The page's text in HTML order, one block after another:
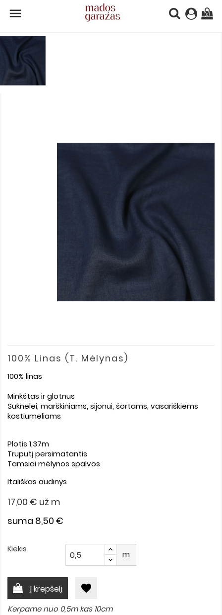
 (0)
100% Linas (t. Mėlynas)
100% linas
Minkštas ir glotnus
Suknelei, marškiniams, sijonui, šortams, vasariškiems
kostiumėliams
Plotis 1,37m
Truputį persimatantis
Tamsiai mėlynos spalvos
Itališkas audinys
17,00 € už m
suma 8,50 €
Kiekis
m
Į krepšelį favorite
Kerpame nuo 0,5m kas 10cm